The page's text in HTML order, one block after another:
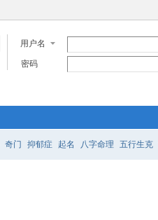
用户名
密码
奇门 抑郁症 起名 八字命理 五行生克